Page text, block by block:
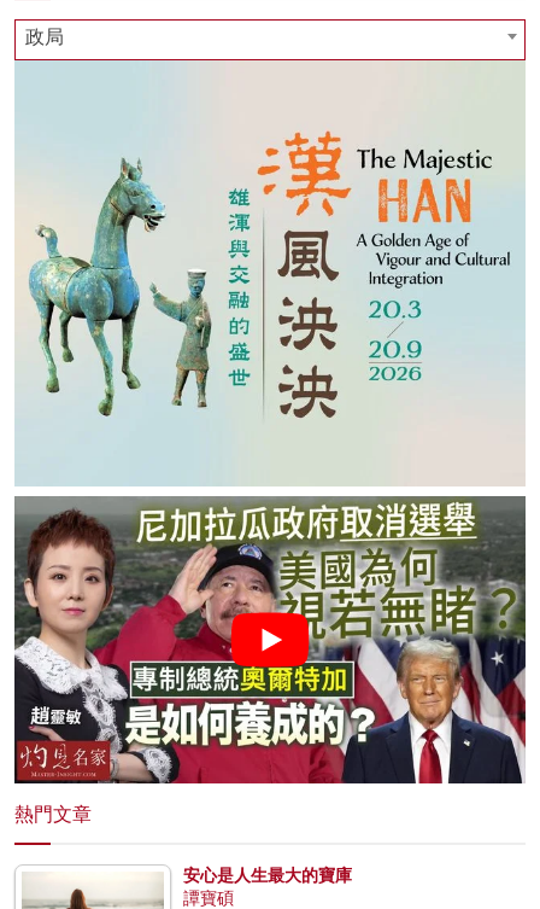
政局
熱門文章
安心是人生最大的寶庫
譚寶碩